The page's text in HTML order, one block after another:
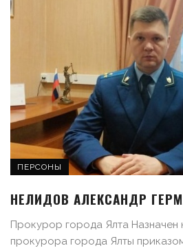
ПЕРСОНЫ
НЕЛИДОВ АЛЕКСАНДР
Прокурор города Ялта Назначен
прокурора города Ялты